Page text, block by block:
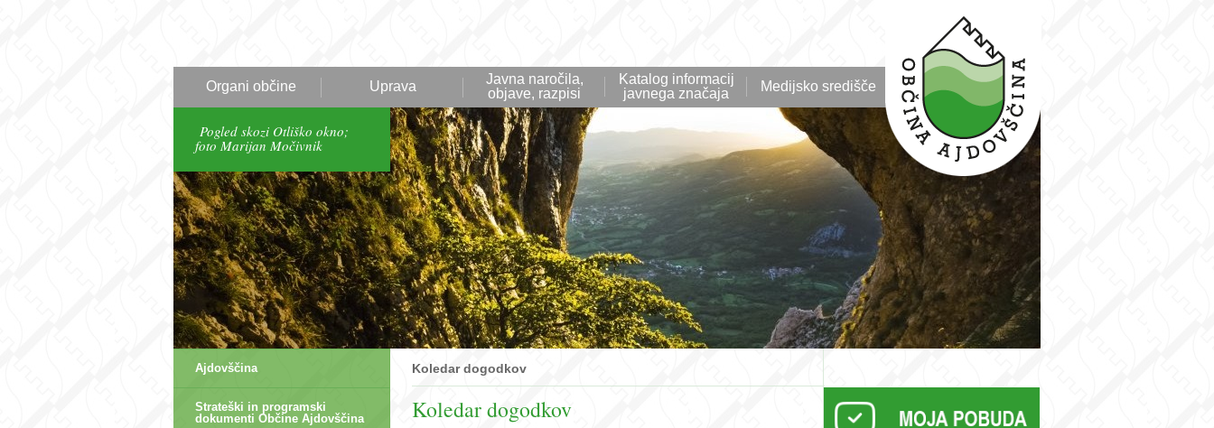
Organi občine Uprava
Javna naročila,
objave, razpisi
Katalog informacij
javnega značaja
Medijsko središče
Pogled skozi Otliško okno;
foto Marijan Močivnik
Ajdovščina
Strateški in programski
dokumenti Občine Ajdovščina
Koledar dogodkov
Koledar dogodkov